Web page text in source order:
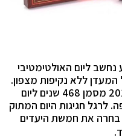
נחשב ליום האולטימטיבי
המעדן ללא נקיפות מצפון.
יום השוקולד הבינלאומי של שנת 2018 מסמן 468 שנים ליום
לרגל חגיגות היום המתוק
בחרה את חמשת היעדים